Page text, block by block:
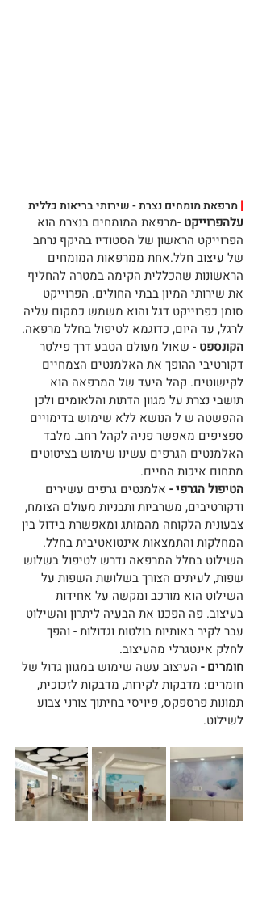
| מרפאת מומחים נצרת - שירותי בריאות כללית
עלהפרוייקט -מרפאת המומחים בנצרת הוא
הפרוייקט הראשון של הסטודיו בהיקף נרחב
של עיצוב חלל.אחת ממרפאות המומחים
הראשונות שהכללית הקימה במטרה להחליף
את שירותי המיון בבתי החולים. הפרוייקט
סומן כפרוייקט דגל והוא משמש כמקום עליה
לרגל, עד היום, כדוגמא לטיפול בחלל מרפאה.
הקונספט - שאול מעולם הטבע דרך פילטר
דקורטיבי ההופך את האלמנטים הצמחיים
לקישוטים. קהל היעד של המרפאה הוא
תושבי נצרת על מגוון הדתות והלאומים ולכן
ההפשטה ש ל הנושא ללא שימוש בדימויים
ספציפים מאפשר פניה לקהל רחב. מלבד
האלמנטים הגרפים עשינו שימוש בציטוטים
מתחום איכות החיים.
הטיפול הגרפי - אלמנטים גרפים עשירים
ודקורטיבים, משרביות ותבניות מעולם הצומח,
צבעונית הלקוחה מהמותג ומאפשרת בידול בין
המחלקות והתמצאות אינטואטיבית בחלל.
השילוט בחלל המרפאה נדרש לטיפול בשלוש
שפות, לעיתים הצורך בשלושת השפות על
השילוט הוא מורכב ומקשה על אחידות
בעיצוב. פה הפכנו את הבעיה ליתרון והשילוט
עבר לקיר באותיות בולטות וגדולות - והפך
לחלק אינטגרלי מהעיצוב.
חומרים - העיצוב עשה שימוש במגוון גדול של
חומרים: מדבקות לקירות, מדבקות לזכוכית,
תמונות פרספקס, פיויסי בחיתוך צורני צבוע
לשילוט.